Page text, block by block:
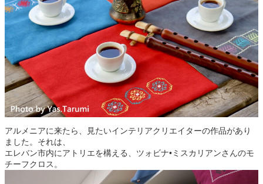
アルメニアに来たら、見たいインテリアクリエイターの作品があり
ました。それは、
エレバン市内にアトリエを構える、ツォビナ•ミスカリアンさんのモ
チーフクロス。